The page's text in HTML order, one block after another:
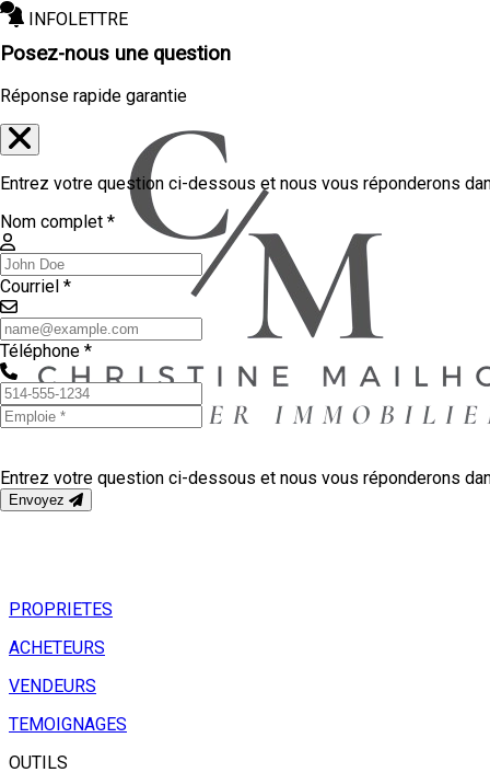
INFOLETTRE
PROPRIETES
ACHETEURS
VENDEURS
TEMOIGNAGES
OUTILS
Posez-nous une question
Réponse rapide garantie
Entrez votre question ci-dessous et nous vous réponderons
Nom complet *
Courriel *
Téléphone *
Entrez votre question ci-dessous et nous vous réponderons
Envoyez